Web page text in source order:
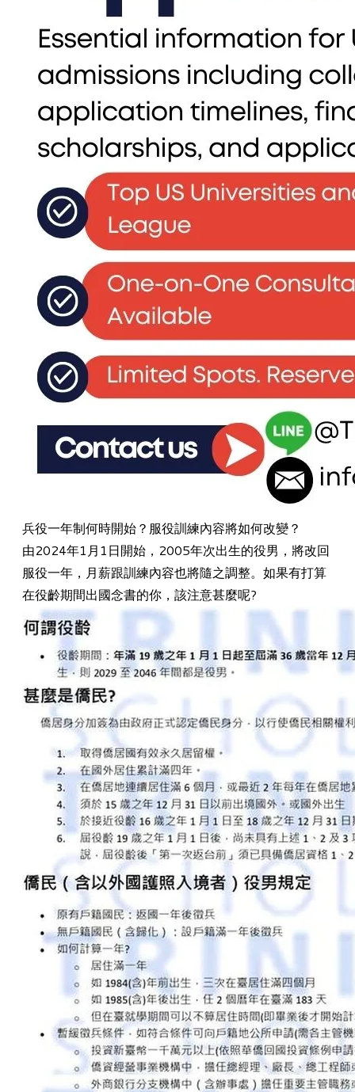
兵役一年制何時開始？服役訓練內容將如何改變？
由2024年1月1日開始， 2005年次出生的役男，將改回
服役一年，月薪跟訓練內容也將隨之調整。如果有打算
在役齡期間出國念書的你，該注意甚麼呢?